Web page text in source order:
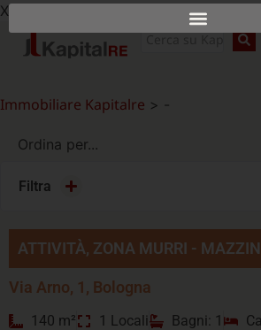
X
Immobiliare Kapitalre >
Filtra
ATTIVITÀ, ZONA MURRI -
Via Arno, 1, Bologna
140 m² 1 Locali Bagni: 1